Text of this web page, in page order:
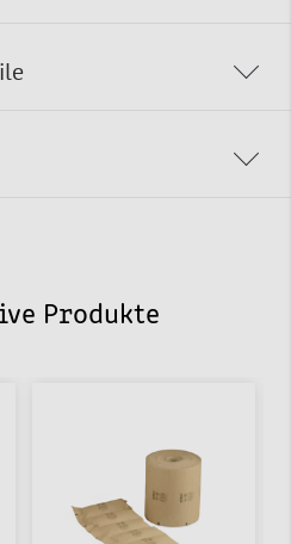
Produkte